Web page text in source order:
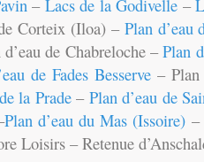
– Lacs de la Godivelle –
Corteix (Iloa) – Plan d’eau
de Chabreloche –Plan
de Fades Besserve– Plan
la Prade– Plan d’eau de
Plan d’eau du Mas (Issoire)
Loisirs – Retenue